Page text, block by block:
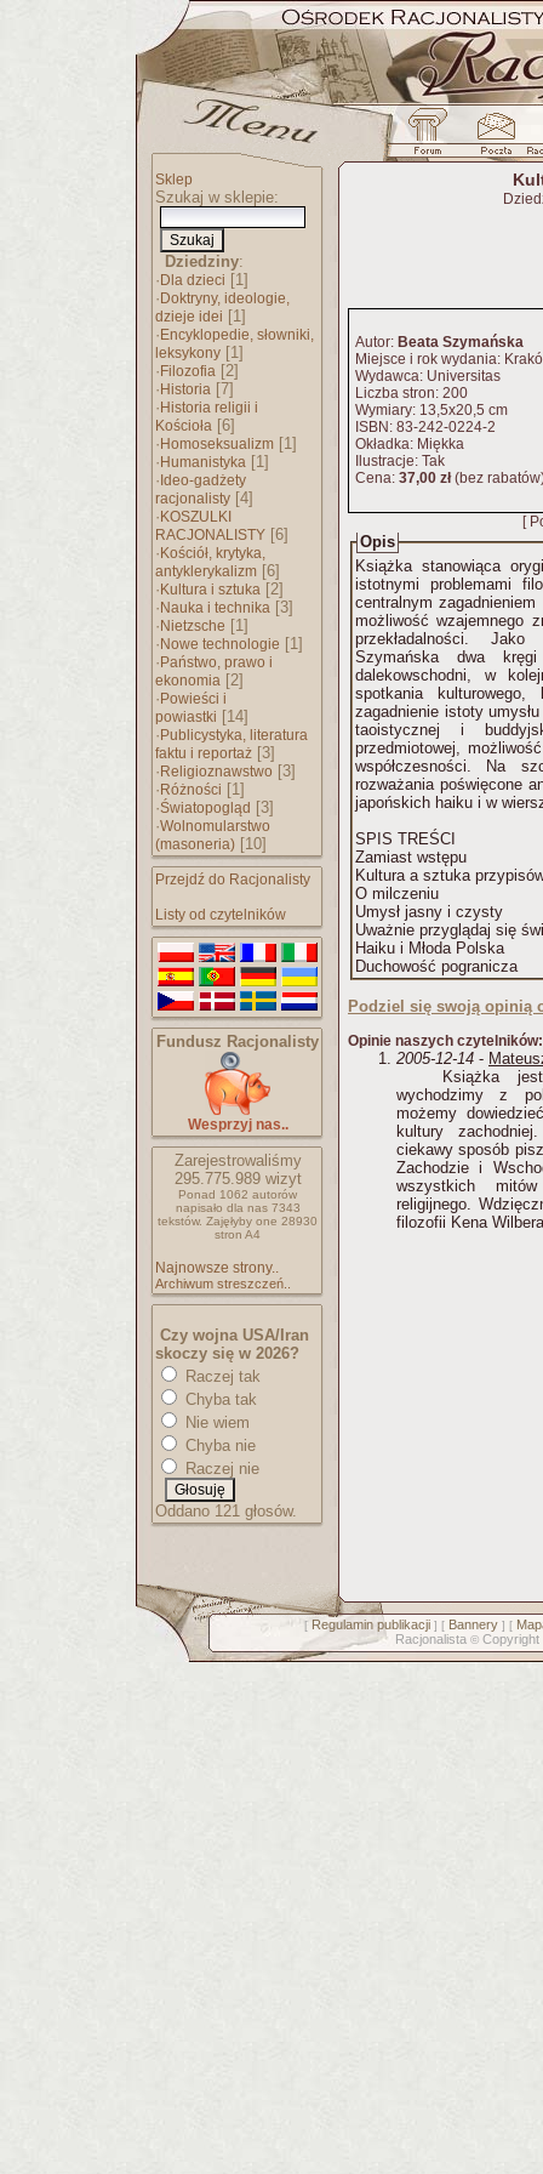
Sklep
Szukaj w sklepie:
Dziedziny:
· Dla dzieci [1]
· Doktryny, ideologie,
dzieje idei [1]
· Encyklopedie, słowniki,
leksykony [1]
· Filozofia [2]
· Historia [7]
· Historia religii i
Kościoła [6]
· Homoseksualizm [1]
· Humanistyka [1]
· Ideo-gadżety
racjonalisty [4]
· KOSZULKI
RACJONALISTY [6]
· Kościół, krytyka,
antyklerykalizm [6]
· Kultura i sztuka [2]
· Nauka i technika [3]
· Nietzsche [1]
· Nowe technologie [1]
· Państwo, prawo i
ekonomia [2]
· Powieści i
powiastki [14]
· Publicystyka, literatura
faktu i reportaż [3]
· Religioznawstwo [3]
· Różności [1]
·Światopogląd [3]
·Wolnomularstwo
(masoneria) [10]
Przejdź do Racjonalisty
Listy od czytelników
Fundusz Racjonalisty
Wesprzyj nas..
Zarejestrowaliśmy
295.775.989wizyt
Ponad 1062 autorów
napisało dla nas 7343
tekstów. Zajęłyby one 28930
stron A4
Najnowsze strony..
Archiwum streszczeń..
Czy wojna USA/Iran
skoczy się w 2026?
Raczej tak
Chyba tak
Nie wiem
Chyba nie
Raczej nie
Oddano 121 głosów.
Autor: Beata Szymańska
Miejsce i rok wydania:
Wydawca: Universitas
Liczba stron: 200
Wymiary: 13,5x20,5 cm
ISBN: 83-242-0224-2
Okładka: Miękka
Ilustracje: Tak
Cena: 37,00 zł(bez
[
Opis
Książka stanowiąca
istotnymi problemami
centralnym
możliwość wzajemnego
przekładalności.
Szymańska dwa
dalekowschodni, w
spotkania kulturowego,
zagadnienie istoty
taoistycznej i
przedmiotowej,
współczesności. Na
rozważania poświęcone
japońskich haiku i w
SPIS TREŚCI
Zamiast wstępu
Kultura a sztuka
O milczeniu
Umysł jasny i czysty
Uważnie przyglądaj się
Haiku i Młoda Polska
Duchowość pogranicza
Podziel się swoją opinią
Opinie naszych czytelników:
2005-12-14 -
Książka
wychodzimy z
możemy
kultury
ciekawy sposób
Zachodzie i
wszystkich
religijnego.
filozofii Kena
[ Regulamin publikacji] [ Bannery] [
Racjonalista © Copyright